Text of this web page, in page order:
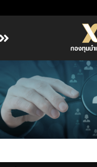
เกี่ยวกับ กบข.
บริการสมาชิก
ลงทุน
การลงทุนอย่างรับผิดชอบ